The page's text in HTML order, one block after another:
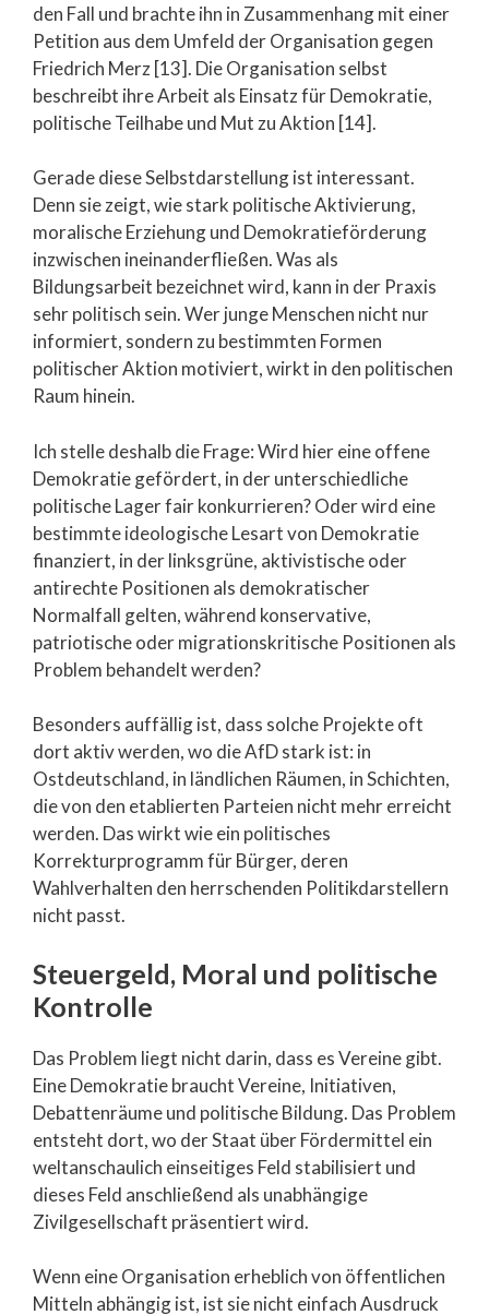
den Fall und brachte ihn in Zusammenhang mit einer
Petition aus dem Umfeld der Organisation gegen
Friedrich Merz [13]. Die Organisation selbst
beschreibt ihre Arbeit als Einsatz für Demokratie,
politische Teilhabe und Mut zu Aktion [14].
Gerade diese Selbstdarstellung ist interessant.
Denn sie zeigt, wie stark politische Aktivierung,
moralische Erziehung und Demokratieförderung
inzwischen ineinanderfließen. Was als
Bildungsarbeit bezeichnet wird, kann in der Praxis
sehr politisch sein. Wer junge Menschen nicht nur
informiert, sondern zu bestimmten Formen
politischer Aktion motiviert, wirkt in den politischen
Raum hinein.
Ich stelle deshalb die Frage: Wird hier eine offene
Demokratie gefördert, in der unterschiedliche
politische Lager fair konkurrieren? Oder wird eine
bestimmte ideologische Lesart von Demokratie
finanziert, in der linksgrüne, aktivistische oder
antirechte Positionen als demokratischer
Normalfall gelten, während konservative,
patriotische oder migrationskritische Positionen als
Problem behandelt werden?
Besonders auffällig ist, dass solche Projekte oft
dort aktiv werden, wo die AfD stark ist: in
Ostdeutschland, in ländlichen Räumen, in Schichten,
die von den etablierten Parteien nicht mehr erreicht
werden. Das wirkt wie ein politisches
Korrekturprogramm für Bürger, deren
Wahlverhalten den herrschenden Politikdarstellern
nicht passt.
Steuergeld, Moral und politische
Kontrolle
Das Problem liegt nicht darin, dass es Vereine gibt.
Eine Demokratie braucht Vereine, Initiativen,
Debattenräume und politische Bildung. Das Problem
entsteht dort, wo der Staat über Fördermittel ein
weltanschaulich einseitiges Feld stabilisiert und
dieses Feld anschließend als unabhängige
Zivilgesellschaft präsentiert wird.
Wenn eine Organisation erheblich von öffentlichen
Mitteln abhängig ist, ist sie nicht einfach Ausdruck